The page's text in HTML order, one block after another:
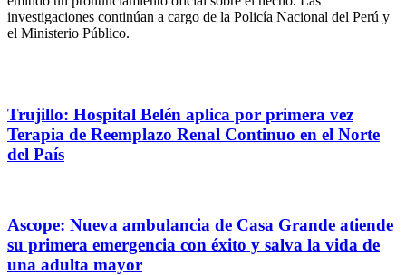
investigaciones continúan a cargo de la Policía Nacional del Perú y
el Ministerio Público.
Trujillo: Hospital Belén aplica por primera vez
Terapia de Reemplazo Renal Continuo en el Norte
del País
Ascope: Nueva ambulancia de Casa Grande atiende
su primera emergencia con éxito y salva la vida de
una adulta mayor